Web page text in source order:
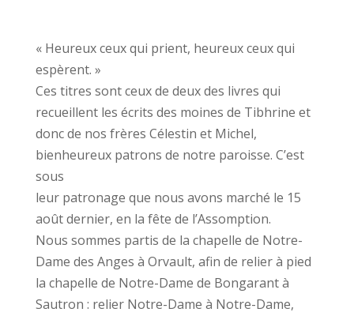
« Heureux ceux qui prient, heureux ceux qui
espèrent. »
Ces titres sont ceux de deux des livres qui
recueillent les écrits des moines de Tibhrine et
donc de nos frères Célestin et Michel,
bienheureux patrons de notre paroisse. C’est
sous
leur patronage que nous avons marché le 15
août dernier, en la fête de l’Assomption.
Nous sommes partis de la chapelle de Notre-
Dame des Anges à Orvault, afin de relier à pied
la chapelle de Notre-Dame de Bongarant à
Sautron : relier Notre-Dame à Notre-Dame,